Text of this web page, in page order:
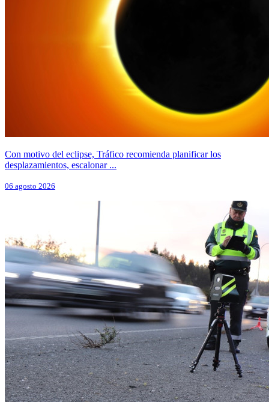
Con motivo del eclipse, Tráfico recomienda planificar los
desplazamientos, escalonar ...
06 agosto 2026